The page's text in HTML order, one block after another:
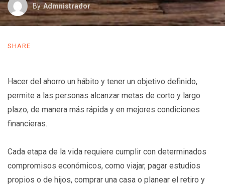
By Admnistrador
SHARE
Hacer del ahorro un hábito y tener un objetivo definido,
permite a las personas alcanzar metas de corto y largo
plazo, de manera más rápida y en mejores condiciones
financieras.
Cada etapa de la vida requiere cumplir con determinados
compromisos económicos, como viajar, pagar estudios
propios o de hijos, comprar una casa o planear el retiro y